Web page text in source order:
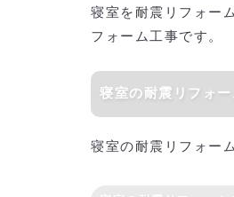
寝室を耐震リフォー
フォーム工事です。
寝室の耐震リフォ
寝室の耐震リフォー